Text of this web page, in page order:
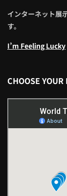
インターネット展
す。
I’m Feeling Lucky
CHOOSE YOUR